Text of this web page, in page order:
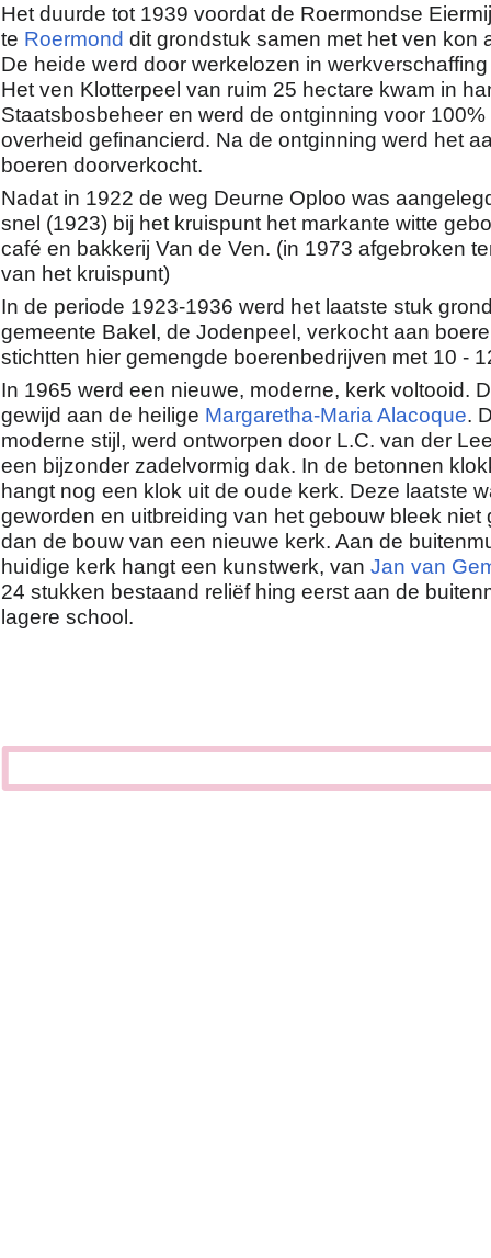
Het duurde tot 1939 voordat de Roermondse
te Roermond dit grondstuk samen met het ven kon
De heide werd door werkelozen in
Het ven Klotterpeel van ruim 25 hectare kwam in
Staatsbosbeheer en werd de ontginning voor
overheid gefinancierd. Na de ontginning werd het
boeren doorverkocht.
Nadat in 1922 de weg Deurne Oploo was
snel (1923) bij het kruispunt het markante witte
café en bakkerij Van de Ven. (in 1973 afgebroken
van het kruispunt)
In de periode 1923-1936 werd het laatste stuk
gemeente Bakel, de Jodenpeel, verkocht aan
stichtten hier gemengde boerenbedrijven met 10 -
In 1965 werd een nieuwe, moderne, kerk voltooid.
gewijd aan de heilige Margaretha-Maria Alacoque.
moderne stijl, werd ontworpen door L.C. van der
een bijzonder zadelvormig dak. In de betonnen
hangt nog een klok uit de oude kerk. Deze laatste
geworden en uitbreiding van het gebouw bleek niet
dan de bouw van een nieuwe kerk. Aan de
huidige kerk hangt een kunstwerk, van Jan van
24 stukken bestaand reliëf hing eerst aan de
lagere school.